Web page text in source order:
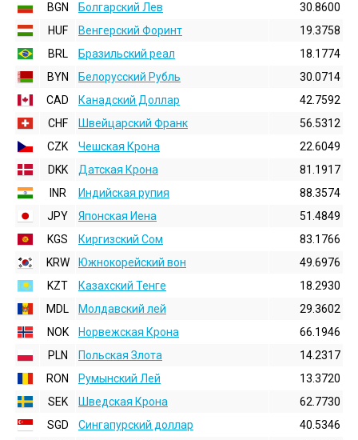
BGN
Болгарский Лев
30.8600
HUF
Венгерский Форинт
19.3758
BRL
Бразильский реал
18.1774
BYN
Белорусский Рубль
30.0714
CAD
Канадский Доллар
42.7592
CHF
Швейцарский Франк
56.5312
CZK
Чешская Крона
22.6049
DKK
Датская Крона
81.1917
INR
Индийская pупия
88.3574
JPY
Японская Иена
51.4849
KGS
Киргизский Сом
83.1766
KRW
Южнокорейский вон
49.6976
KZT
Казахский Тенге
18.2930
MDL
Молдавский лей
29.3602
NOK
Норвежская Крона
66.1946
PLN
Польская Злота
14.2317
RON
Румынский Лей
13.3720
SEK
Шведская Крона
62.7730
SGD
Сингапурский доллар
40.5346